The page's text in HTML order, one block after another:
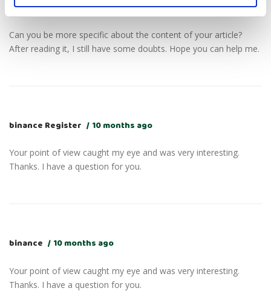
registro na binance us 10 months ago
Can you be more specific about the content of your article?
After reading it, I still have some doubts. Hope you can help me.
binance Register 10 months ago
Your point of view caught my eye and was very interesting.
Thanks. I have a question for you.
binance 10 months ago
Your point of view caught my eye and was very interesting.
Thanks. I have a question for you.